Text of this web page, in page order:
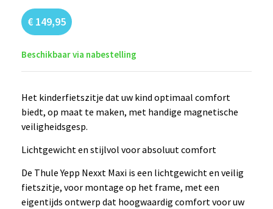
€ 149,95
Beschikbaar via nabestelling
Het kinderfietszitje dat uw kind optimaal comfort
biedt, op maat te maken, met handige magnetische
veiligheidsgesp.
Lichtgewicht en stijlvol voor absoluut comfort
De Thule Yepp Nexxt Maxi is een lichtgewicht en veilig
fietszitje, voor montage op het frame, met een
eigentijds ontwerp dat hoogwaardig comfort voor uw